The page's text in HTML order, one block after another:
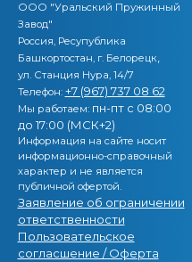
ООО "Уральский Пружинный
Завод"
Россия, Ресупублика
Башкортостан, г. Белорецк,
ул. Станция Нура, 14/7
Телефон: +7 (967) 737 08 62
Мы работаем: пн-пт с 08:00
до 17:00 (МСК+2)
Информация на сайте носит
информационно-справочный
характер и не является
публичной офертой.
Заявление об ограничении
ответственности
Пользовательское
согласшение / Оферта